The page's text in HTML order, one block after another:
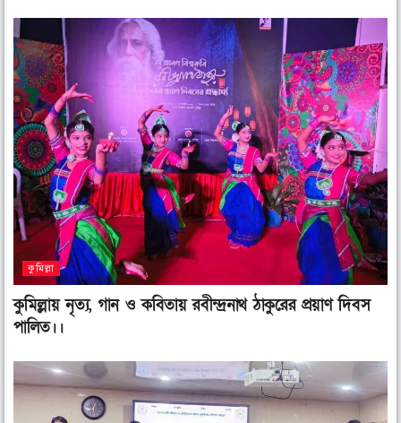
কুমিল্লা
কুমিল্লায় নৃত্য, গান ও কবিতায় রবীন্দ্রনাথ ঠাকুরের প্রয়াণ দিবস
পালিত।।